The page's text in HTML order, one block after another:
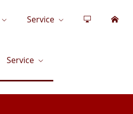
Service
Service